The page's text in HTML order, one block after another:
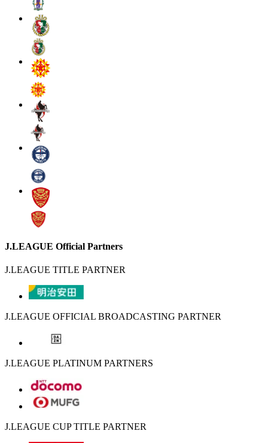
J.LEAGUE Official Partners
J.LEAGUE TITLE PARTNER
J.LEAGUE OFFICIAL BROADCASTING PARTNER
J.LEAGUE PLATINUM PARTNERS
J.LEAGUE CUP TITLE PARTNER